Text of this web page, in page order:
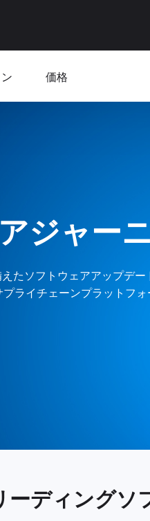
価格
ジャー
たソフトウェアアップデー
ライチェーンプラットフォ
ーディングソ